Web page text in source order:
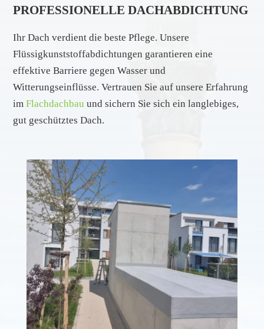
PROFESSIONELLE DACHABDICHTUNG
Ihr Dach verdient die beste Pflege. Unsere
Flüssigkunststoffabdichtungen garantieren eine
effektive Barriere gegen Wasser und
Witterungseinflüsse. Vertrauen Sie auf unsere Erfahrung
im Flachdachbau und sichern Sie sich ein langlebiges,
gut geschütztes Dach.